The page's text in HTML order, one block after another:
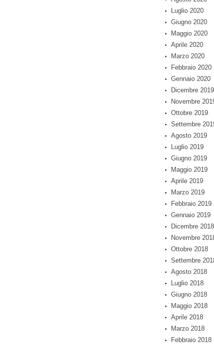
Luglio 2020
Giugno 2020
Maggio 2020
Aprile 2020
Marzo 2020
Febbraio 2020
Gennaio 2020
Dicembre 2019
Novembre
Ottobre 2019
Settembre
Agosto 2019
Luglio 2019
Giugno 2019
Maggio 2019
Aprile 2019
Marzo 2019
Febbraio 2019
Gennaio 2019
Dicembre 2018
Novembre
Ottobre 2018
Settembre
Agosto 2018
Luglio 2018
Giugno 2018
Maggio 2018
Aprile 2018
Marzo 2018
Febbraio 2018